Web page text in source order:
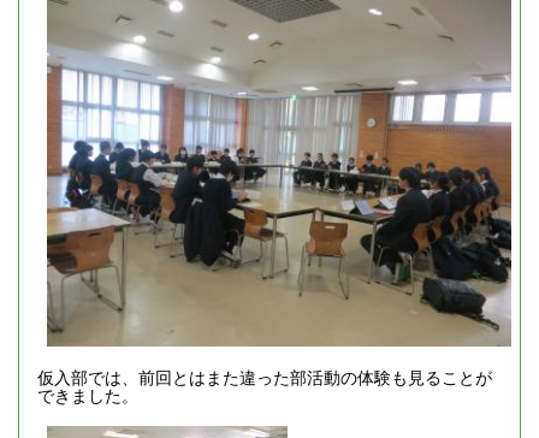
仮入部では、前回とはまた違った部活動の体験も見ることが
できました。